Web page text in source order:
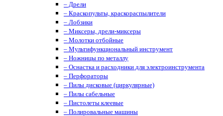
– Дрели
– Краскопульты, краскораспылители
– Лобзики
– Миксеры, дрели-миксеры
– Молотки отбойные
– Мультифункциональный инструмент
– Ножницы по металлу
– Оснастка и расходники для электроинструмента
– Перфораторы
– Пилы дисковые (циркулярные)
– Пилы сабельные
– Пистолеты клеевые
– Полировальные машины